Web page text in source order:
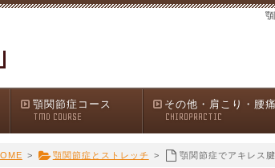
顎関節症コース
TMD COURSE
その他・肩こり・腰痛
CHIROPRACTIC
> 顎関節症とストレッチ > 顎関節症でアキレス